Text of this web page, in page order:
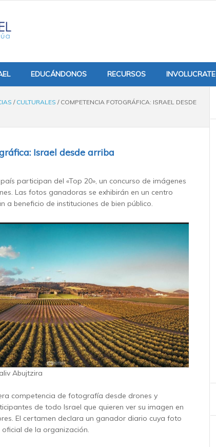
EDUCÁNDONOS RECURSOS INVOLUCRATE
/ CULTURALES /COMPETENCIA FOTOGRÁFICA: ISRAEL DESDE
Israel desde arriba
participan del «Top 20», un concurso de imágenes
Las fotos ganadoras se exhibirán en un centro
a beneficio de instituciones de bien público.
Abujtzira
competencia de fotografía desde drones y
de todo Israel que quieren ver su imagen en
El certamen declara un ganador diario cuya foto
de la organización.